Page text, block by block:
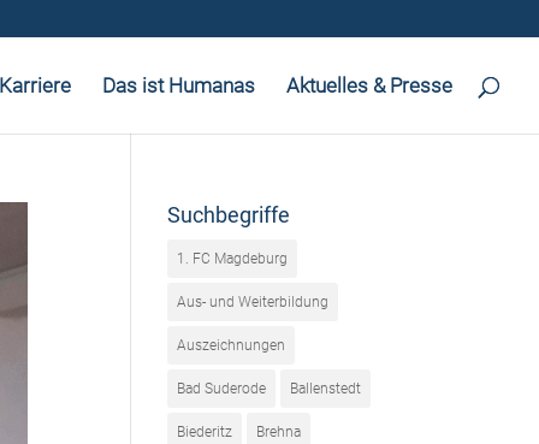
Das ist Humanas Aktuelles & Presse
Suchbegriffe
1. FC Magdeburg
Aus- und Weiterbildung
Auszeichnungen
Bad Suderode Ballenstedt
Biederitz Brehna